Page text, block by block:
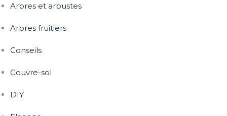
Arbres et arbustes
Arbres fruitiers
Conseils
Couvre-sol
DIY